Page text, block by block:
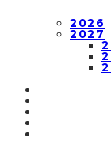
2026
2027